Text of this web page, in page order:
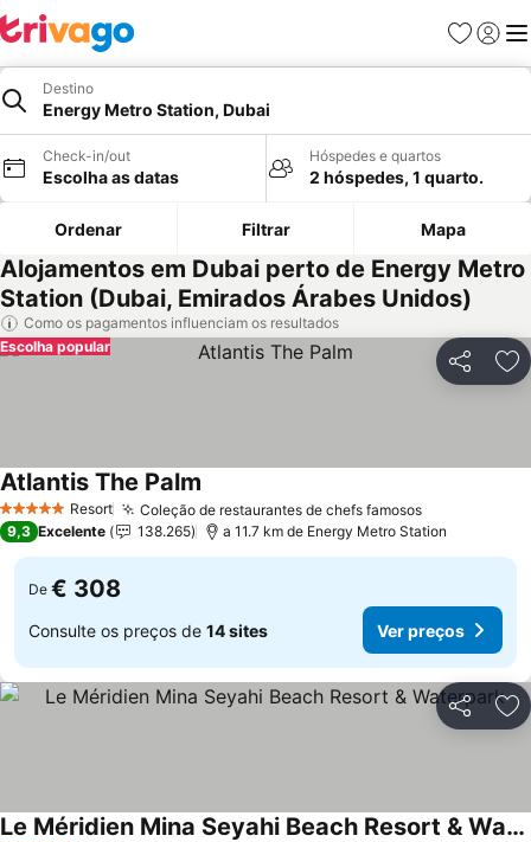
Favoritos
Iniciar
Destino
Energy Metro Station, Dubai
Check-in/out
Escolha as datas
Hóspedes e quartos
2 hóspedes, 1 quarto.
Ordenar Filtrar Mapa
Alojamentos em Dubai perto de Energy Metro
Station (Dubai, Emirados Árabes Unidos)
Como os pagamentos influenciam os resultados
Partilhar
Escolha popular
5 Estrelas Resort Coleção de restaurantes de chefs famosos
Atlantis The Palm
9,3 Excelente 138.265 a 11.7 km de Energy Metro Station
De € 308
Consulte os preços de 14 sites Ver preços
Partilhar
Le Méridien Mina Seyahi Beach Resort & Waterpark